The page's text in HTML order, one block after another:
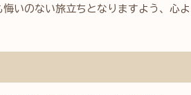
いのない旅立ちとなりますよう、心よ